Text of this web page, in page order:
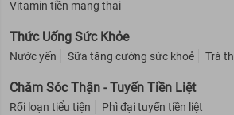
Vitamin tiền mang thai
Thức Uống Sức Khỏe
Nước yến Sữa tăng cường sức khoẻ Trà
Chăm Sóc Thận - Tuyến Tiền Liệt
Rối loạn tiểu tiện Phì đại tuyến tiền liệt